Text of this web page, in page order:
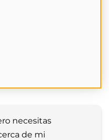
necesitas
de mi